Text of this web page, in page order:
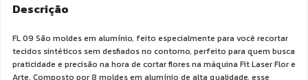
Descrição
FL 09 São moldes em alumínio, feito especialmente para você recortar
tecidos sintéticos sem desfiados no contorno, perfeito para quem busca
praticidade e precisão na hora de cortar flores na máquina Fit Laser Flor e
Arte. Composto por 8 moldes em alumínio de alta qualidade, esse